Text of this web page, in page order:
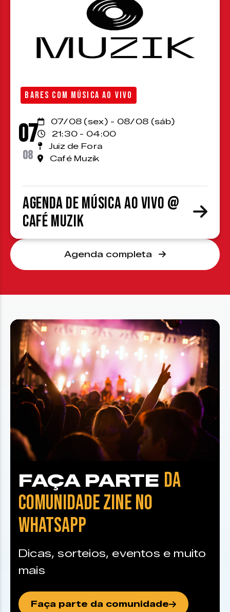
BARES COM MÚSICA AO VIVO
07
08
07/08 (sex) - 08/08 (sáb)
21:30 - 04:00
Juiz de Fora
Café Muzik
Agenda de Música ao Vivo @
Café Muzik
Agenda completa
FAÇA PARTE DA
COMUNIDADE ZINE NO
WHATSAPP
Dicas, sorteios, eventos e muito
mais
Faça parte da comunidade